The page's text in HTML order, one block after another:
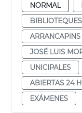
NORMAL
ARRANCAPINS
JOSÉ LUIS
UNICIPALES
ABIERTAS 24
EXÁMENES